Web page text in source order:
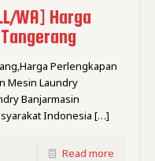
WA] Harga
Perlengkapan
Mesin Laundry
Banjarmasin
Indonesia […]
Read more